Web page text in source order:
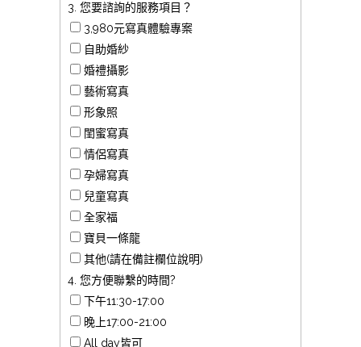
3. 您要諮詢的服務項目？
3,980元寫真體驗專案
自助婚紗
婚禮攝影
藝術寫真
形象照
閨蜜寫真
情侶寫真
孕婦寫真
兒童寫真
全家福
寶貝一條龍
其他(請在備註欄位說明)
4. 您方便聯繫的時間?
下午11:30-17:00
晚上17:00-21:00
All day皆可